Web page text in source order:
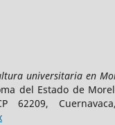
universitaria en
del Estado de
62209,